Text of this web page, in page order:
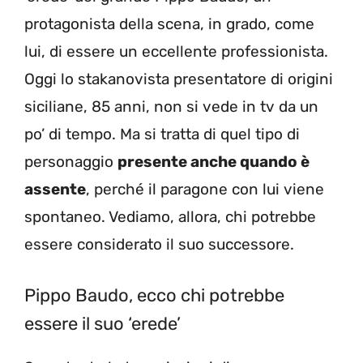
protagonista della scena, in grado, come
lui, di essere un eccellente professionista.
Oggi lo stakanovista presentatore di origini
siciliane, 85 anni, non si vede in tv da un
po’ di tempo. Ma si tratta di quel tipo di
personaggio presente anche quando è
assente, perché il paragone con lui viene
spontaneo. Vediamo, allora, chi potrebbe
essere considerato il suo successore.
Pippo Baudo, ecco chi potrebbe
essere il suo ‘erede’